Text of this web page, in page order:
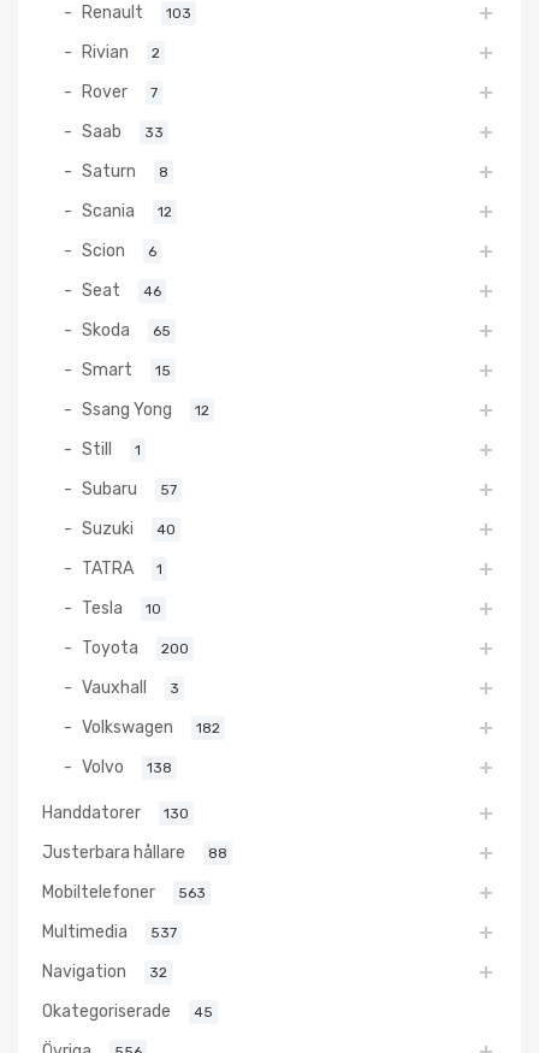
Renault 103
Rivian 2
Rover 7
Saab 33
Saturn 8
Scania 12
Scion 6
Seat 46
Skoda 65
Smart 15
Ssang Yong 12
Still 1
Subaru 57
Suzuki 40
TATRA 1
Tesla 10
Toyota 200
Vauxhall 3
Volkswagen 182
Volvo 138
Handdatorer 130
Justerbara hållare 88
Mobiltelefoner 563
Multimedia 537
Navigation 32
Okategoriserade 45